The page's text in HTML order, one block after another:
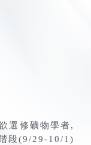
選修礦物學者,
段(9/29-10/1)